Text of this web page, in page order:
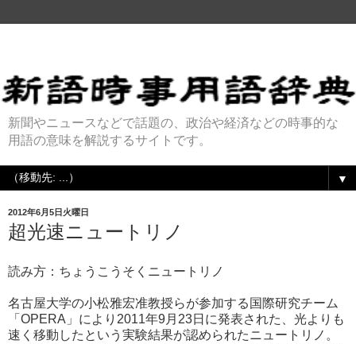
新聞やニュースなどで話題の、政治や経済などの時事的な
用語の意味を解説するサイトです。
▼
2012年6月5日火曜日
超光速ニュートリノ
読み方：ちょうこうそくニュートリノ
名古屋大学の小松雅宏准教授らが参加する国際研究チーム
「OPERA」により2011年9月23日に発表された、光よりも
速く移動したという実験結果が認められたニュートリノ。